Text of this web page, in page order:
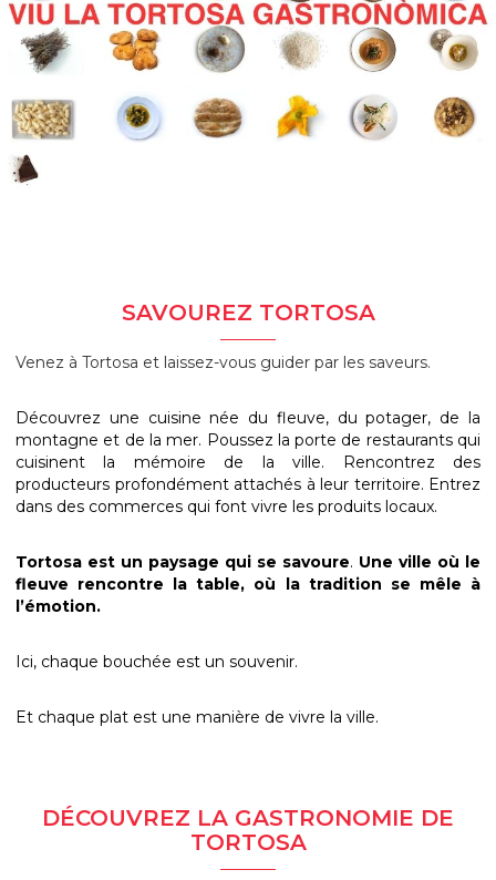
SAVOUREZ TORTOSA
Venez à Tortosa et laissez-vous guider par les saveurs.
Découvrez une cuisine née du fleuve, du potager, de la
montagne et de la mer. Poussez la porte de restaurants qui
cuisinent la mémoire de la ville. Rencontrez des
producteurs profondément attachés à leur territoire. Entrez
dans des commerces qui font vivre les produits locaux.
Tortosa est un paysage qui se savoure. Une ville où le
fleuve rencontre la table, où la tradition se mêle à
l’émotion.
Ici, chaque bouchée est un souvenir.
Et chaque plat est une manière de vivre la ville.
DÉCOUVREZ LA GASTRONOMIE DE
TORTOSA